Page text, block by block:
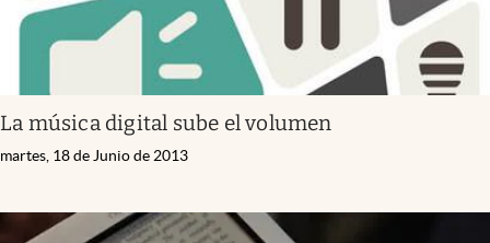
La música digital sube el volumen
martes, 18 de Junio de 2013